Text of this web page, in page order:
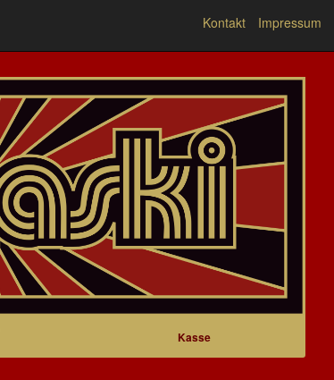
Kontakt Impressum
Kasse